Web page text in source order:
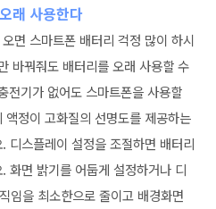
래 사용한다
면 스마트폰 배터리 걱정 많이 하시
바꿔줘도 배터리를 오래 사용할 수
전기가 없어도 스마트폰을 사용할
정이 고화질의 선명도를 제공하는
디스플레이 설정을 조절하면 배터리
화면 밝기를 어둡게 설정하거나 디
임을 최소한으로 줄이고 배경화면